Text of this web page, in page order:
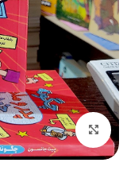
بزرگنمایی تصویر